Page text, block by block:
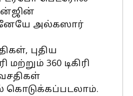
அல்கஸார்
புதிய
360 டிகிரி
கொடுக்கப்படலாம்.